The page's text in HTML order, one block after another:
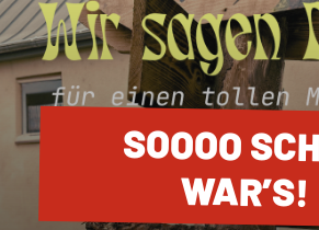
SOOOO
WAR’S!